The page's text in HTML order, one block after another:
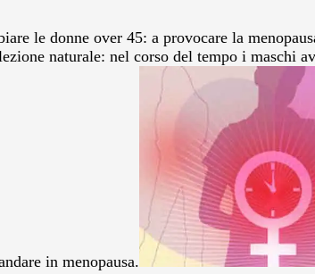
le donne over 45: a provocare la
naturale: nel corso del tempo i maschi
in menopausa.